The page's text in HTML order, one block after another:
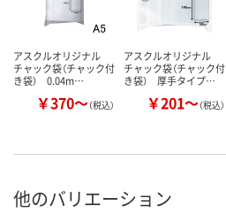
アスクルオリジナル
チャック袋（チャック付
き袋） 0.04m…
￥370～（税込）
アスクルオリジナル
チャック袋（チャック付
き袋） 厚手タイプ…
￥201～（税込）
他のバリエーション